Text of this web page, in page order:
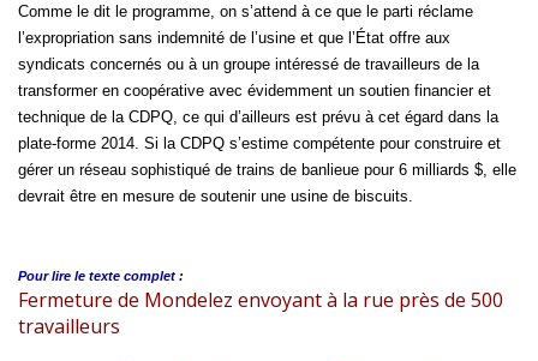
Comme le dit le programme, on s’attend à ce que le parti réclame
l’expropriation sans indemnité de l’usine et que l’État offre aux
syndicats concernés ou à un groupe intéressé de travailleurs de la
transformer en coopérative avec évidemment un soutien financier et
technique de la CDPQ, ce qui d’ailleurs est prévu à cet égard dans la
plate-forme 2014. Si la CDPQ s’estime compétente pour construire et
gérer un réseau sophistiqué de trains de banlieue pour 6 milliards $, elle
devrait être en mesure de soutenir une usine de biscuits.
Pour lire le texte complet :
Fermeture de Mondelez envoyant à la rue près de 500
travailleurs